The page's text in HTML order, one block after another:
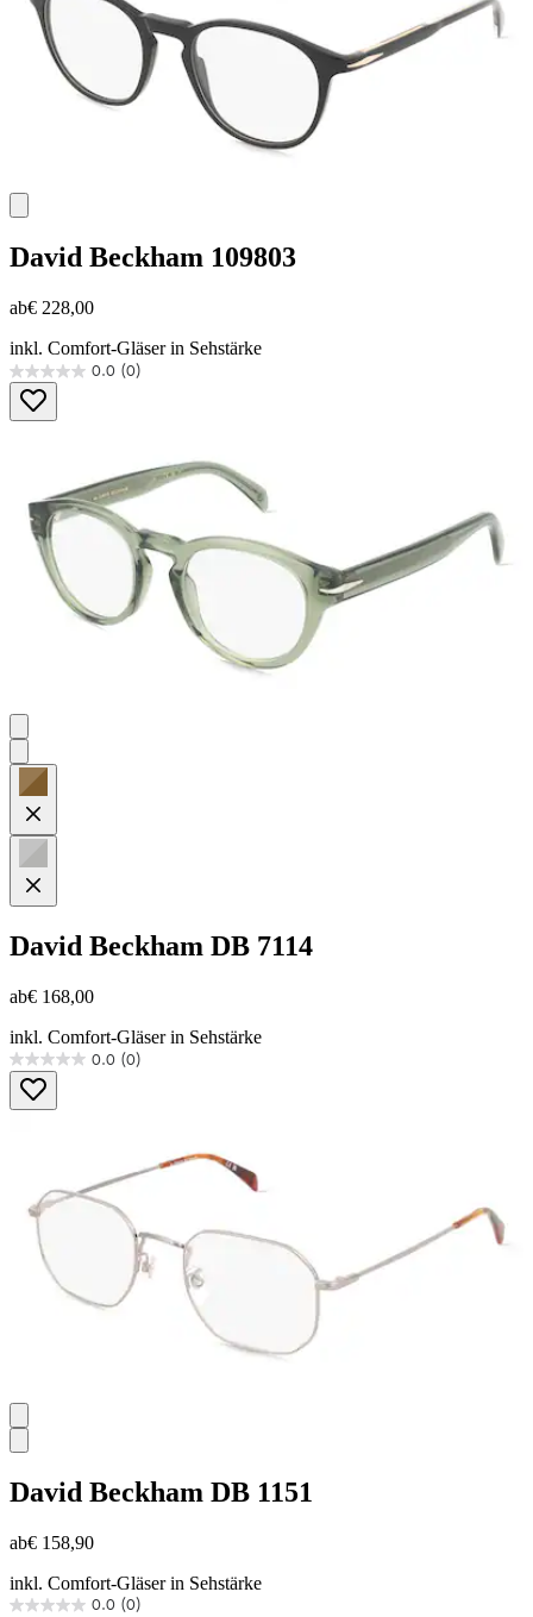
David Beckham 109803
ab€ 228,00
inkl. Comfort-Gläser in Sehstärke
0.0 (0)
0.0
von
5
David Beckham DB 7114
ab€ 168,00
inkl. Comfort-Gläser in Sehstärke
0.0 (0)
0.0
von
5
David Beckham DB 1151
ab€ 158,90
inkl. Comfort-Gläser in Sehstärke
0.0 (0)